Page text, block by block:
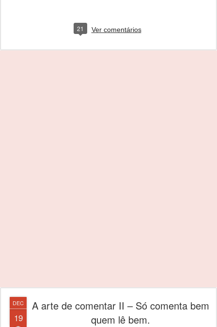
21 Ver comentários
DEC
19
A arte de comentar II – Só comenta bem
quem lê bem.